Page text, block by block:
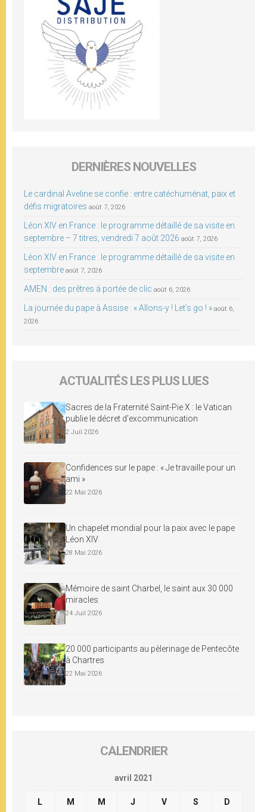
DERNIÈRES NOUVELLES
Le cardinal Aveline se confie : entre catéchuménat, paix et
défis migratoires août 7, 2026
Léon XIV en France : le programme détaillé de sa visite en
septembre – 7 titres, vendredi 7 août 2026 août 7, 2026
Léon XIV en France : le programme détaillé de sa visite en
septembre août 7, 2026
AMEN : des prêtres à portée de clic août 6, 2026
La journée du pape à Assise : « Allons-y ! Let’s go ! » août 6,
2026
ACTUALITÉS LES PLUS LUES
Sacres de la Fraternité Saint-Pie X : le Vatican
publie le décret d’excommunication
2 Juil 2026
Confidences sur le pape : « Je travaille pour un
ami »
22 Mai 2026
Un chapelet mondial pour la paix avec le pape
Léon XIV
28 Mai 2026
Mémoire de saint Charbel, le saint aux 30 000
miracles
24 Juil 2026
20 000 participants au pèlerinage de Pentecôte
à Chartres
22 Mai 2026
CALENDRIER
avril 2021
L M M J V S D